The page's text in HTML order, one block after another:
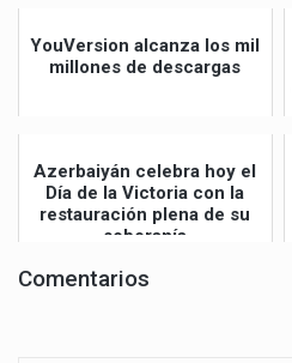
YouVersion alcanza los mil
millones de descargas
Azerbaiyán celebra hoy el
Día de la Victoria con la
restauración plena de su
soberanía
Comentarios